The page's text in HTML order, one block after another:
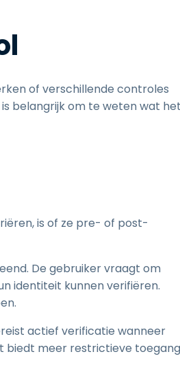
of verschillende controles
belangrijk om te weten wat
is of ze pre- of post-
De gebruiker vraagt om
identiteit kunnen verifiëren.
actief verificatie wanneer
biedt meer restrictieve